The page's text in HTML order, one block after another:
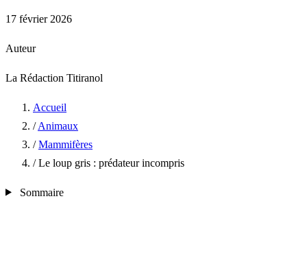
17 février 2026
Auteur
La Rédaction Titiranol
Accueil
/ Animaux
/ Mammifères
/ Le loup gris : prédateur incompris
Sommaire